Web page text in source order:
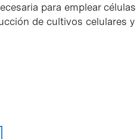
para emplear
de cultivos celulares